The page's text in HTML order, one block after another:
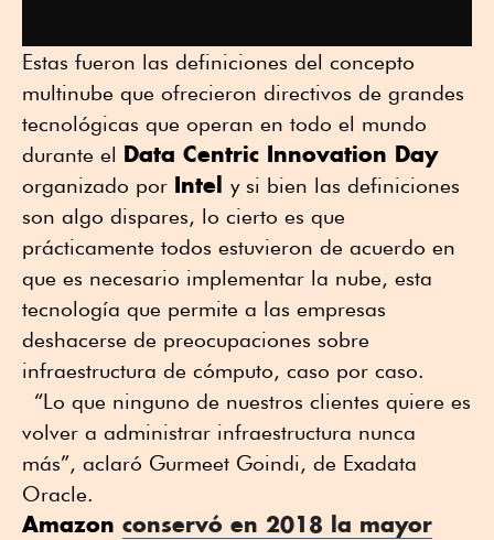
Estas fueron las definiciones del concepto
multinube que ofrecieron directivos de grandes
tecnológicas que operan en todo el mundo
durante el Data Centric Innovation Day
organizado por Intel y si bien las definiciones
son algo dispares, lo cierto es que
prácticamente todos estuvieron de acuerdo en
que es necesario implementar la nube, esta
tecnología que permite a las empresas
deshacerse de preocupaciones sobre
infraestructura de cómputo, caso por caso.
“Lo que ninguno de nuestros clientes quiere es
volver a administrar infraestructura nunca
más”, aclaró Gurmeet Goindi, de Exadata
Oracle.
Amazon conservó en 2018 la mayor